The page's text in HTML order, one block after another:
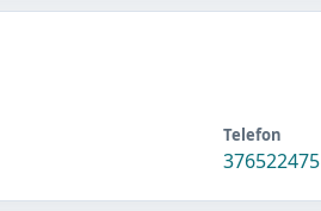
Telefon
376522475